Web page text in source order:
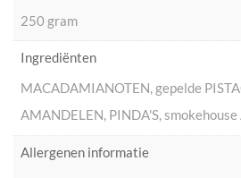
250 gram
Ingrediënten
MACADAMIANOTEN, gepelde
AMANDELEN, PINDA'S,
Allergenen informatie